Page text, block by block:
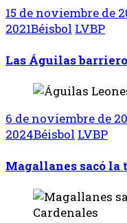
15 de noviembre de
2021Béisbol LVBP
Las Águilas
6 de noviembre de
2024Béisbol LVBP
Magallanes sacó la